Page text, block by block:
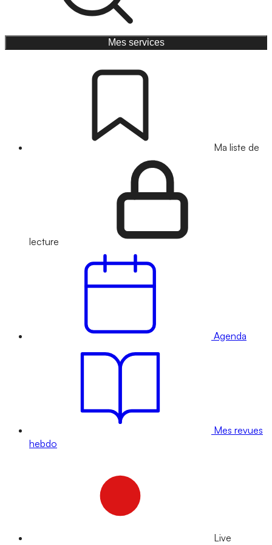
Mes services
Ma liste de
lecture
Agenda
Mes revues
hebdo
Live